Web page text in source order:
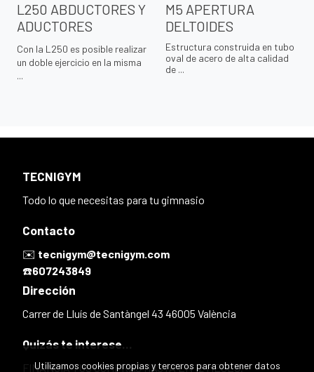
L250 ABDUCTORES Y
ADUCTORES
Con la L250 es posible realizar
un doble ejercicio en la misma
...
M5 APERTURA
DELTOIDES
Estructura construida en tubo
oval de acero de alta calidad
de ...
TECNIGYM
Todo lo que necesitas para tu gimnasio
Contacto
✉️ tecnigym@tecnigym.com
☎️607243849
Dirección
Carrer de Lluís de Santàngel 43 46005 València
Quizás te interese...
FINANCIA TUS COMPRAS HASTA EN 12 MESES.
Utilizamos cookies propias y terceros para obtener datos